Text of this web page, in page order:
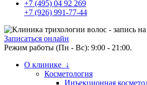
+7 (495) 04 92 269
+7 (926) 991-77-44
Записаться онлайн
Режим работы (Пн - Вс): 9:00 - 21:00.
О клинике ↓
Косметология
Инъекционная